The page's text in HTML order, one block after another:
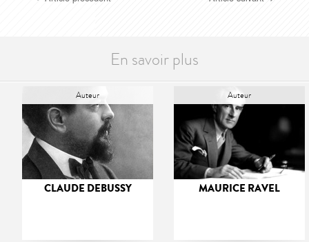
En savoir plus
Auteur
CLAUDE DEBUSSY
Auteur
MAURICE RAVEL